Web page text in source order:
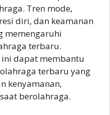
Tren mode,
diri, dan keamanan
memengaruhi
terbaru.
dapat membantu
terbaru yang
kenyamanan,
berolahraga.